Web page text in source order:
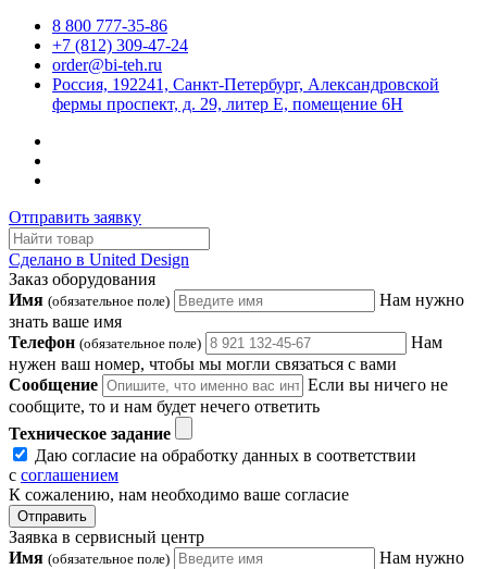
8 800 777-35-86
+7 (812) 309-47-24
order@bi-teh.ru
Россия, 192241, Санкт-Петербург, Александровской
фермы проспект, д. 29, литер Е, помещение 6Н
Отправить заявку
Сделано в United Design
Заказ оборудования
Имя (обязательное поле)
Нам нужно
знать ваше имя
Телефон (обязательное поле)
Нам
нужен ваш номер, чтобы мы могли связаться с вами
Сообщение
Если вы ничего не
сообщите, то и нам будет нечего ответить
Техническое задание
Даю согласие на обработку данных в соответствии
с соглашением
К сожалению, нам необходимо ваше согласие
Отправить
Заявка в сервисный центр
Имя (обязательное поле)
Нам нужно